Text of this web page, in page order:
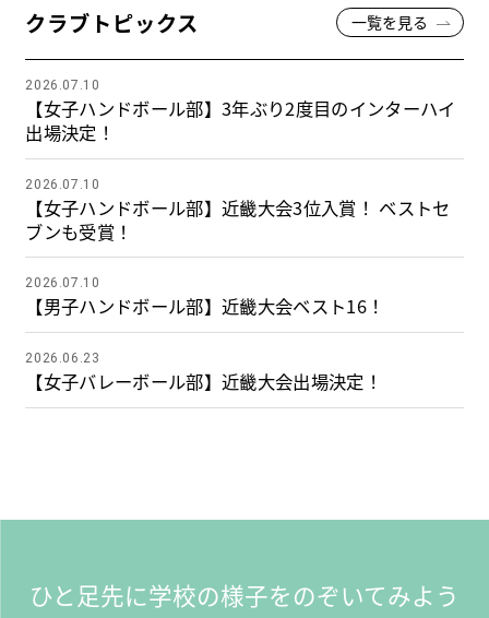
クラブトピックス 一覧を見る
2026.07.10
【女子ハンドボール部】3年ぶり2度目のインターハイ
出場決定！
2026.07.10
【女子ハンドボール部】近畿大会3位入賞！ ベストセ
ブンも受賞！
2026.07.10
【男子ハンドボール部】近畿大会ベスト16！
2026.06.23
【女子バレーボール部】近畿大会出場決定！
ひと足先に学校の様子をのぞいてみよう